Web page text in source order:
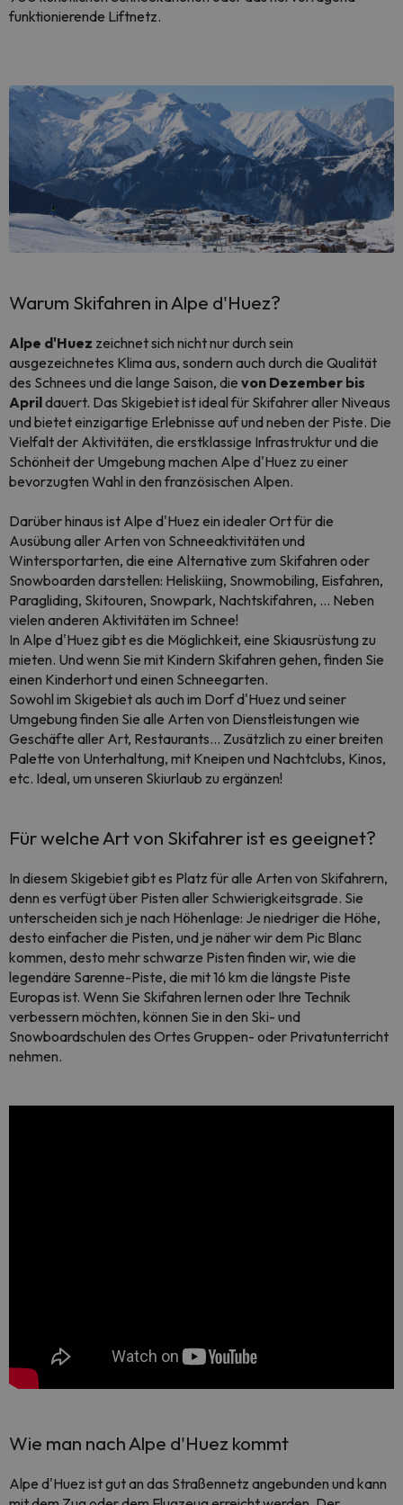
funktionierende Liftnetz.
Warum Skifahren in Alpe d'Huez?
Alpe d'Huez zeichnet sich nicht nur durch sein
ausgezeichnetes Klima aus, sondern auch durch die Qualität
des Schnees und die lange Saison, die von Dezember bis
Aprildauert. Das Skigebiet ist ideal für Skifahrer aller Niveaus
und bietet einzigartige Erlebnisse auf und neben der Piste. Die
Vielfalt der Aktivitäten, die erstklassige Infrastruktur und die
Schönheit der Umgebung machen Alpe d'Huez zu einer
bevorzugten Wahl in den französischen Alpen.
Darüber hinaus ist Alpe d'Huez ein idealer Ort für die
Ausübung aller Arten von Schneeaktivitäten und
Wintersportarten, die eine Alternative zum Skifahren oder
Snowboarden darstellen: Heliskiing, Snowmobiling, Eisfahren,
Paragliding, Skitouren, Snowpark, Nachtskifahren, ... Neben
vielen anderen Aktivitäten im Schnee!
In Alpe d'Huez gibt es die Möglichkeit, eine Skiausrüstung zu
mieten. Und wenn Sie mit Kindern Skifahren gehen, finden Sie
einen Kinderhort und einen Schneegarten.
Sowohl im Skigebiet als auch im Dorf d'Huez und seiner
Umgebung finden Sie alle Arten von Dienstleistungen wie
Geschäfte aller Art, Restaurants... Zusätzlich zu einer breiten
Palette von Unterhaltung, mit Kneipen und Nachtclubs, Kinos,
etc. Ideal, um unseren Skiurlaub zu ergänzen!
Für welche Art von Skifahrer ist es geeignet?
In diesem Skigebiet gibt es Platz für alle Arten von Skifahrern,
denn es verfügt über Pisten aller Schwierigkeitsgrade. Sie
unterscheiden sich je nach Höhenlage: Je niedriger die Höhe,
desto einfacher die Pisten, und je näher wir dem Pic Blanc
kommen, desto mehr schwarze Pisten finden wir, wie die
legendäre Sarenne-Piste, die mit 16 km die längste Piste
Europas ist. Wenn Sie Skifahren lernen oder Ihre Technik
verbessern möchten, können Sie in den Ski- und
Snowboardschulen des Ortes Gruppen- oder Privatunterricht
nehmen.
Wie man nach Alpe d'Huez kommt
Alpe d'Huez ist gut an das Straßennetz angebunden und kann